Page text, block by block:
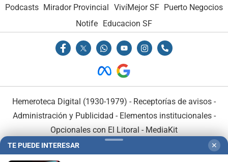
Podcasts Mirador Provincial VivíMejor SF Puerto Negocios
Notife Educacion SF
Hemeroteca Digital (1930-1979) - Receptorías de avisos -
Administración y Publicidad - Elementos institucionales-
Opcionales con El Litoral - MediaKit
TE PUEDE INTERESAR ✕